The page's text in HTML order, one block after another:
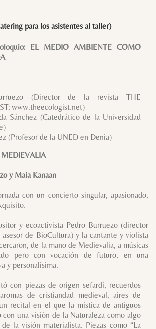
para los asistentes al taller)
EL MEDIO AMBIENTE COMO
(Director de la revista THE
www.theecologist.net)
Sánchez (Catedrático de la Universidad
(Profesor de la UNED en Denia)
y Maia Kanaan
con un concierto singular, apasionado,
y ecoactivista Pedro Burruezo (director
de BioCultura) y la cantante y violista
de la mano de Medievalia, a músicas
pero con vocación de futuro, en una
y personalísima.
con piezas de origen sefardí, recuerdos
de cristiandad medieval, aires de
recital en el que la mística de antiguos
con una visión de la Naturaleza como algo
la visión materialista. Piezas como “La